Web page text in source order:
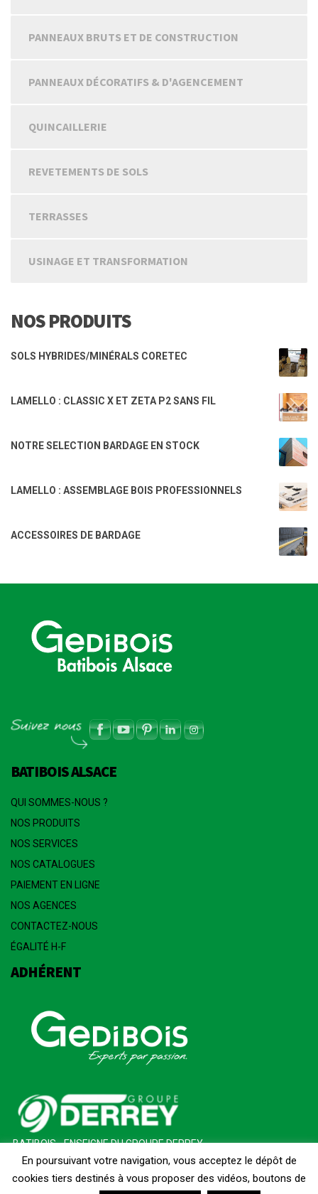
PANNEAUX BRUTS ET DE CONSTRUCTION
PANNEAUX DÉCORATIFS & D'AGENCEMENT
QUINCAILLERIE
REVETEMENTS DE SOLS
TERRASSES
USINAGE ET TRANSFORMATION
NOS PRODUITS
SOLS HYBRIDES/MINÉRALS CORETEC
LAMELLO : CLASSIC X ET ZETA P2 SANS FIL
NOTRE SELECTION BARDAGE EN STOCK
LAMELLO : ASSEMBLAGE BOIS PROFESSIONNELS
ACCESSOIRES DE BARDAGE
BATIBOIS ALSACE
QUI SOMMES-NOUS ?
NOS PRODUITS
NOS SERVICES
NOS CATALOGUES
PAIEMENT EN LIGNE
NOS AGENCES
CONTACTEZ-NOUS
ÉGALITÉ H-F
ADHÉRENT
BATIBOIS - ENSEIGNE DU GROUPE DERREY
Mentions Légales Médiation
En poursuivant votre navigation, vous acceptez le dépôt de
cookies tiers destinés à vous proposer des vidéos, boutons de